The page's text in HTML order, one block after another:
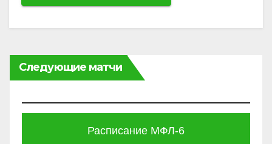
Следующие матчи
Расписание МФЛ-6